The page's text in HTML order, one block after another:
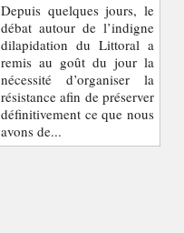
Depuis quelques jours, le
débat autour de l’indigne
dilapidation du Littoral a
remis au goût du jour la
nécessité d’organiser la
résistance afin de préserver
définitivement ce que nous
avons de...